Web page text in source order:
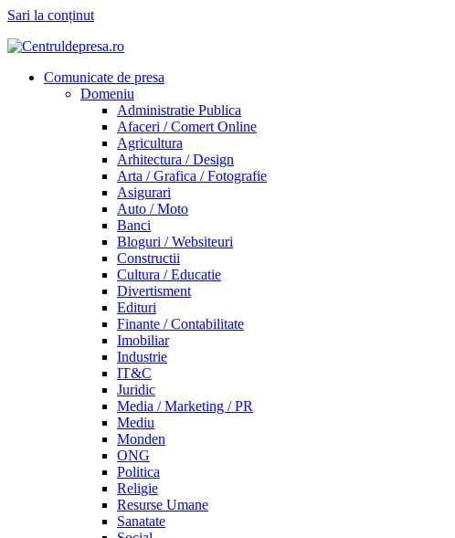
Sari la conținut
Comunicate de presa
Domeniu
Administratie Publica
Afaceri / Comert Online
Agricultura
Arhitectura / Design
Arta / Grafica / Fotografie
Asigurari
Auto / Moto
Banci
Bloguri / Websiteuri
Constructii
Cultura / Educatie
Divertisment
Edituri
Finante / Contabilitate
Imobiliar
Industrie
IT&C
Juridic
Media / Marketing / PR
Mediu
Monden
ONG
Politica
Religie
Resurse Umane
Sanatate